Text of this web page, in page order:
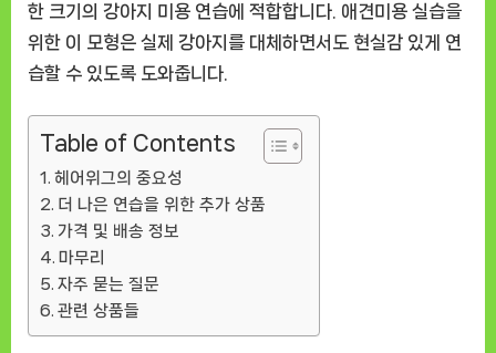
한 크기의 강아지 미용 연습에 적합합니다. 애견미용 실습을
위한 이 모형은 실제 강아지를 대체하면서도 현실감 있게 연
습할 수 있도록 도와줍니다.
Table of Contents
헤어위그의 중요성
더 나은 연습을 위한 추가 상품
가격 및 배송 정보
마무리
자주 묻는 질문
관련 상품들